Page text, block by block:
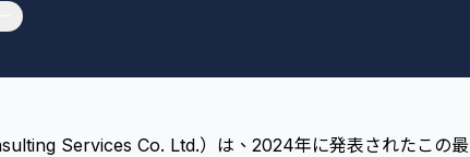
Services Co. Ltd.）は、2024年に発表されたこの最